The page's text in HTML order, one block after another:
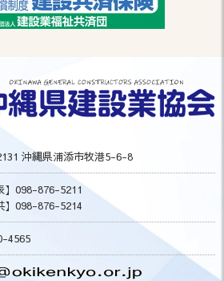
沖縄県浦添市牧港5-6-8
】098-876-5211
】098-876-5214
4565